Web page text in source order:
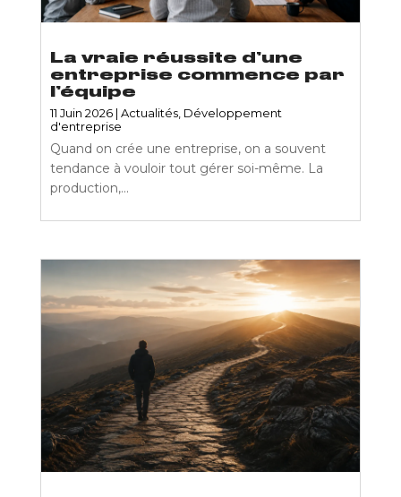
La vraie réussite d’une
entreprise commence par
l’équipe
11 Juin 2026| Actualités, Développement
d'entreprise
Quand on crée une entreprise, on a souvent
tendance à vouloir tout gérer soi-même. La
production,...